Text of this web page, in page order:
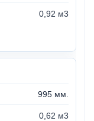
0,92 м3
995 мм.
0,62 м3